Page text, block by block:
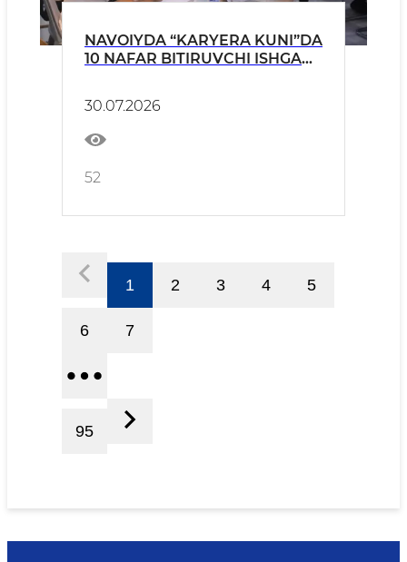
NAVOIYDA “KARYERA KUNI”DA
10 NAFAR BITIRUVCHI ISHGA
30.07.2026
52
1 2 3 4 5
6 7
95